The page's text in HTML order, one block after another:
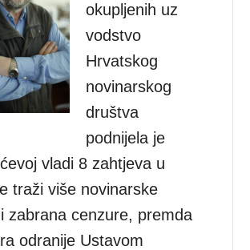
okupljenih uz
vodstvo
Hrvatskog
novinarskog
društva
podnijela je
vladi 8 zahtjeva u
traži više novinarske
zabrana cenzure, premda
odranije Ustavom